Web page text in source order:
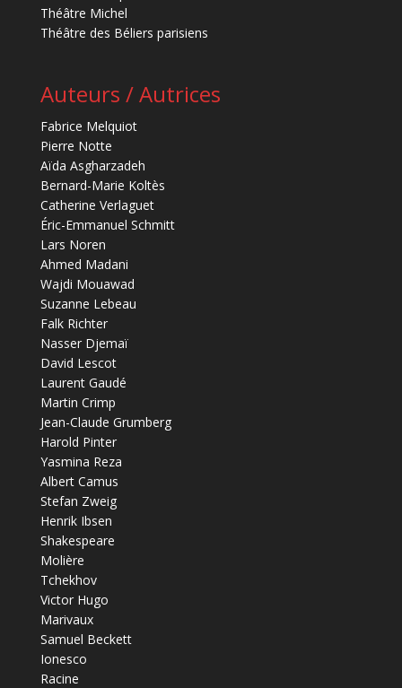
Théâtre Michel
Théâtre des Béliers parisiens
Auteurs / Autrices
Fabrice Melquiot
Pierre Notte
Aïda Asgharzadeh
Bernard-Marie Koltès
Catherine Verlaguet
Éric-Emmanuel Schmitt
Lars Noren
Ahmed Madani
Wajdi Mouawad
Suzanne Lebeau
Falk Richter
Nasser Djemaï
David Lescot
Laurent Gaudé
Martin Crimp
Jean-Claude Grumberg
Harold Pinter
Yasmina Reza
Albert Camus
Stefan Zweig
Henrik Ibsen
Shakespeare
Molière
Tchekhov
Victor Hugo
Marivaux
Samuel Beckett
Ionesco
Racine